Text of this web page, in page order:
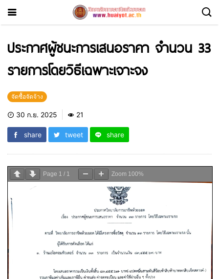
ประกาศผู้ชนะการเสนอราคา จำนวน 33
รายการโดยวิธีเฉพาะเจาะจง
จัดซื้อจัดจ้าง
30 ก.ย. 2025 21
share tweet share
Page 1 / 1 Zoom 100%